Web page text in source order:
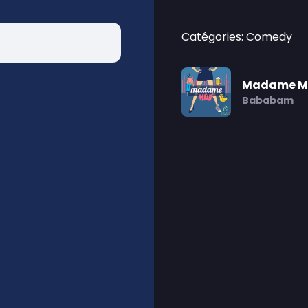
Catégories: Comedy
Madame
Bababam